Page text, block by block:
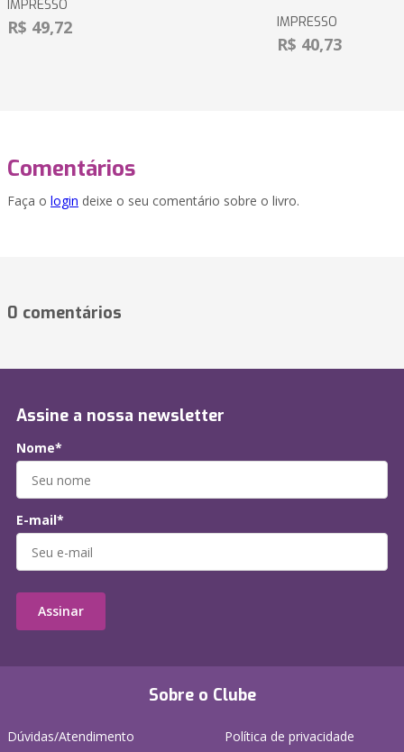
IMPRESSO
R$ 49,72 IMPRESSO
R$ 40,73
Comentários
Faça o login deixe o seu comentário sobre o livro.
0 comentários
Sobre o Clube
Dúvidas/Atendimento
Política de privacidade
Assine a nossa newsletter
Nome*
E-mail*
Assinar